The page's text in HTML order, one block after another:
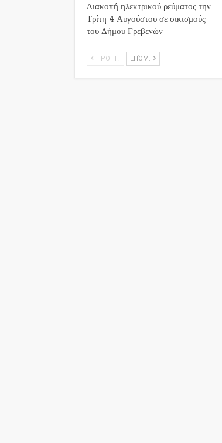
Διακοπή ηλεκτρικού ρεύματος την
Τρίτη 4 Αυγούστου σε οικισμούς
του Δήμου Γρεβενών
ΠΡΟΗΓ. ΕΠΌΜ.